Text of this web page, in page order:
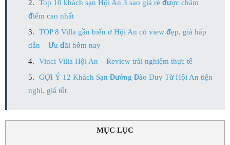
Top 10 khách sạn Hội An 3 sao giá rẻ được chấm
điểm cao nhất
TOP 8 Villa gần biển ở Hội An có view đẹp, giá hấp
dẫn – Ưu đãi hôm nay
Vinci Villa Hội An – Review trải nghiệm thực tế
GỢI Ý 12 Khách Sạn Đường Đào Duy Từ Hội An tiện
nghi, giá tốt
MỤC LỤC